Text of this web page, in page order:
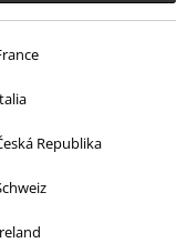
Republika